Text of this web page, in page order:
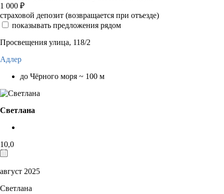
1 000 ₽
страховой депозит (возвращается при отъезде)
показывать предложения рядом
Просвещения улица, 118/2
Адлер
до Чёрного моря ~ 100 м
Светлана
10,0
август 2025
Светлана